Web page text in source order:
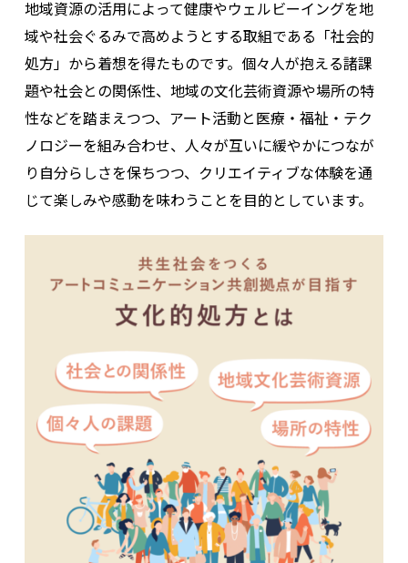
地域資源の活用によって健康やウェルビーイングを地
域や社会ぐるみで高めようとする取組である「社会的
処方」から着想を得たものです。個々人が抱える諸課
題や社会との関係性、地域の文化芸術資源や場所の特
性などを踏まえつつ、アート活動と医療・福祉・テク
ノロジーを組み合わせ、人々が互いに緩やかにつなが
り自分らしさを保ちつつ、クリエイティブな体験を通
じて楽しみや感動を味わうことを目的としています。